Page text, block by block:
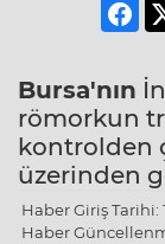
Bursa'nın
römorkun
kontrolden
üzerinden
Haber Giriş Tarihi:
Haber